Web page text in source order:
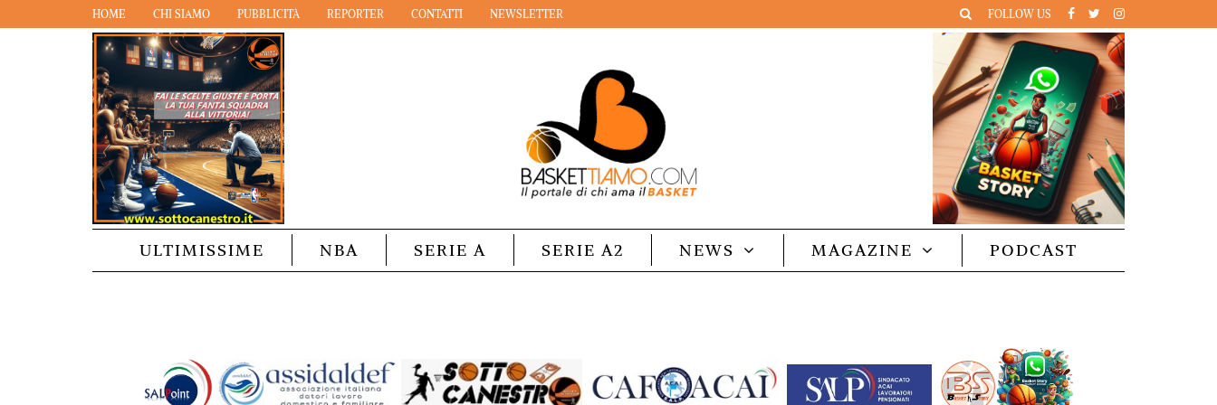
HOME CHI SIAMO PUBBLICITÀ REPORTER CONTATTI NEWSLETTER FOLLOW US
ULTIMISSIME NBA SERIE A SERIE A2 NEWS MAGAZINE PODCAST